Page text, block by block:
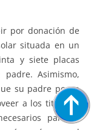
por donación de
situada en un
y siete placas
Asimismo,
su padre posee
a los titulares
para el